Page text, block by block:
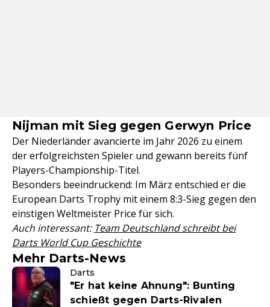
Nijman mit Sieg gegen Gerwyn Price
Der Niederländer avancierte im Jahr 2026 zu einem
der erfolgreichsten Spieler und gewann bereits fünf
Players-Championship-Titel.
Besonders beeindruckend: Im März entschied er die
European Darts Trophy mit einem 8:3-Sieg gegen den
einstigen Weltmeister Price für sich.
Auch interessant: Team Deutschland schreibt bei
Darts World Cup Geschichte
Mehr Darts-News
Darts
"Er hat keine Ahnung": Bunting
schießt gegen Darts-Rivalen